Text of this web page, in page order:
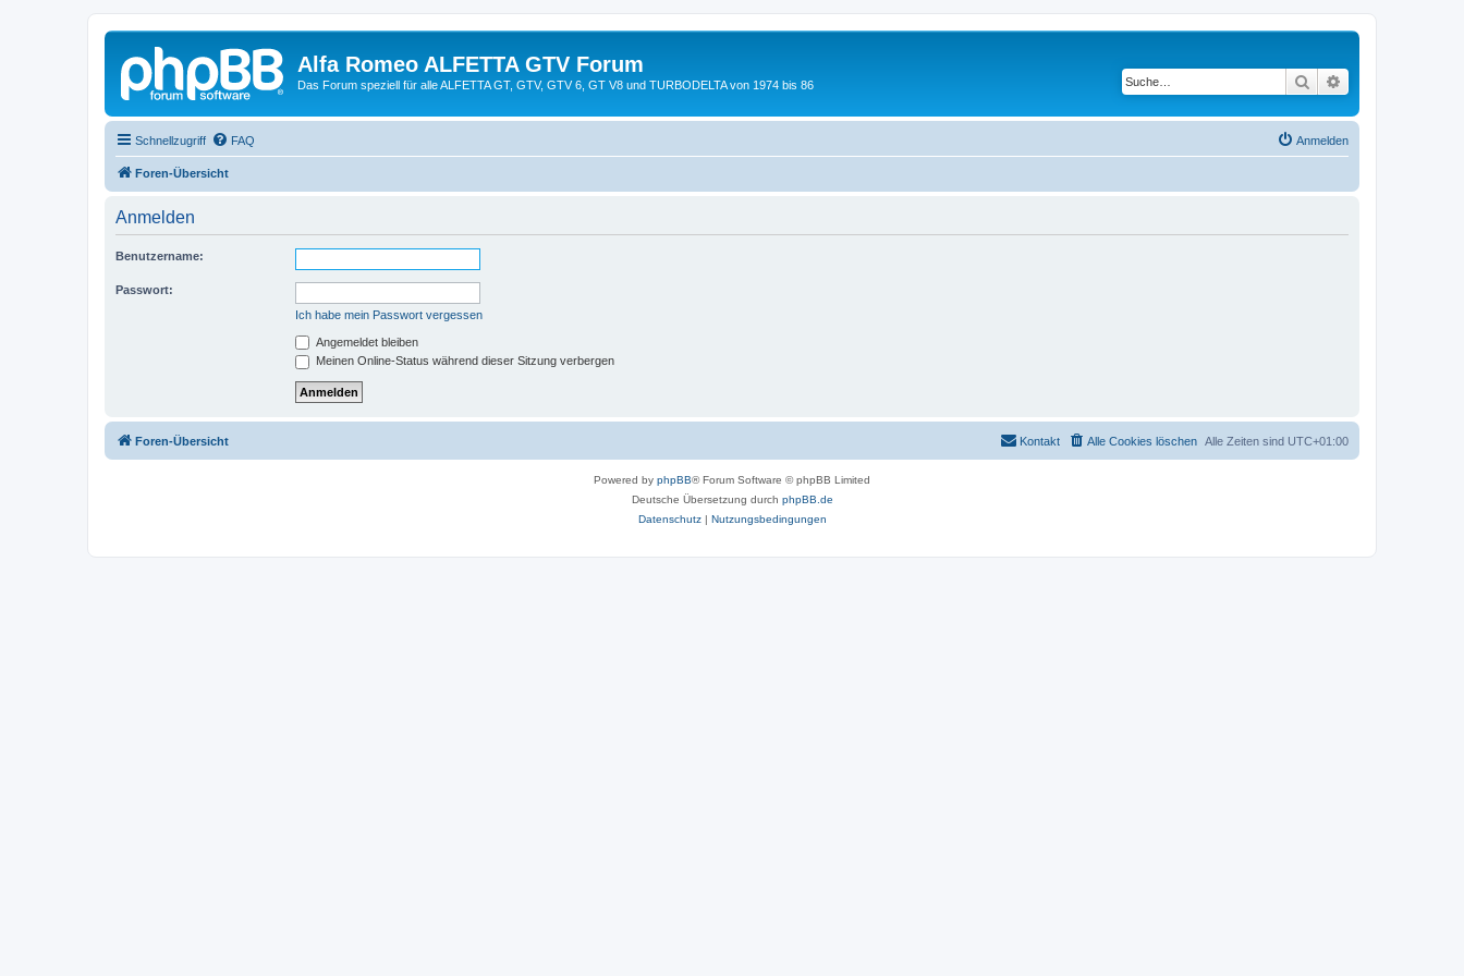
Alfa Romeo ALFETTA GTV Forum
Das Forum speziell für alle ALFETTA GT, GTV, GTV 6, GT V8 und TURBODELTA von 1974 bis 86 Suche
Schnellzugriff FAQ Anmelden
Foren-Übersicht
Anmelden
Benutzername:
Passwort:
Ich habe mein Passwort vergessen
Angemeldet bleiben
Meinen Online-Status während dieser Sitzung verbergen
Foren-Übersicht Alle Zeiten sind UTC+01:00
Alle Cookies löschen
Kontakt
Powered by phpBB® Forum Software © phpBB Limited
Deutsche Übersetzung durch phpBB.de
Datenschutz| Nutzungsbedingungen